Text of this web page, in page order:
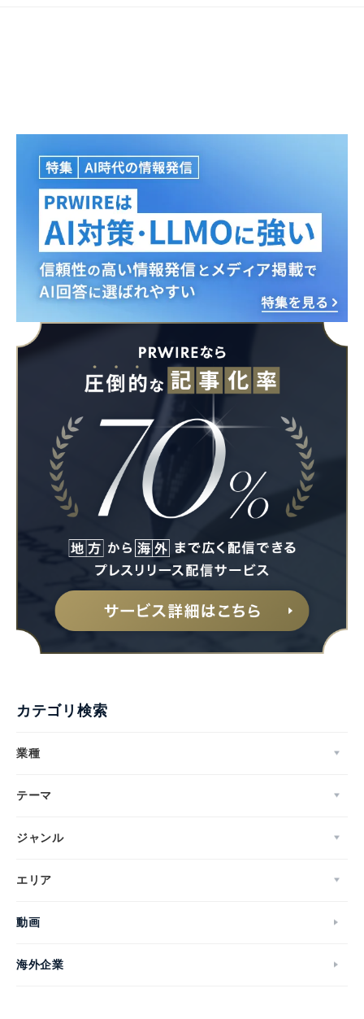
カテゴリ検索
業種
テーマ
ジャンル
エリア
動画
海外企業